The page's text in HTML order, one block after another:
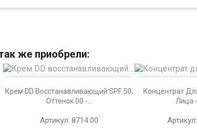
же приобрели:
Крем DD Восстанавливающий SPF 50,
Оттенок 00 -...
Артикул: 8714 00
 Просмотр
Концентрат
Лица
